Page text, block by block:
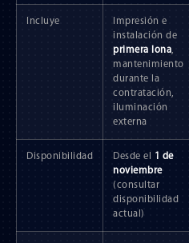
Incluye
Impresión e
instalación de
primera lona,
mantenimiento
durante la
contratación,
iluminación
externa
Disponibilidad Desde el
1 de
noviembre
(consultar
disponibilidad
actual)